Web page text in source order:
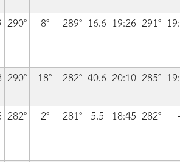
290° 8° 289° 16.6 19:26 291°
290° 18° 282° 40.6 20:10 285°
282° 2° 281° 5.5 18:45 282° -